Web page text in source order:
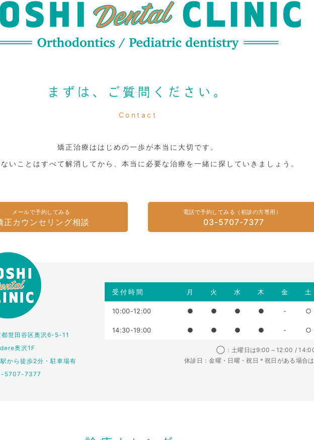
まずは、ご質問ください。
Contact
矯正治療ははじめの一歩が本当に大切です。
いことはすべて解消してから、本当に必要な治療を一緒に探していきましょう。
メールで予約してみる
正カウンセリング相談
電話で予約してみる（初診の方専用）
03-5707-7377
世田谷区奥沢6-5-11
奥沢1F
から徒歩2分・駐車場有
5707-7377
受付時間 月 火 水 木 金 土
10:00-12:00 ● ● ● ● - ○
14:30-19:00 ● ● ● ● - ○
◯：土曜日は9:00～12:00 /
休診日：金曜・日曜・祝日＊祝日がある場合